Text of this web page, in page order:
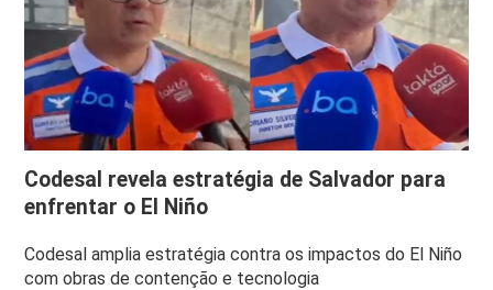
Codesal revela estratégia de Salvador para
enfrentar o El Niño
Codesal amplia estratégia contra os impactos do El Niño
com obras de contenção e tecnologia